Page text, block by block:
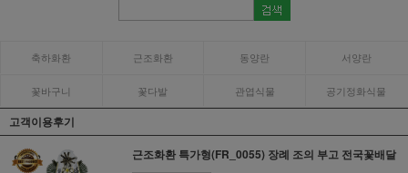
축하화환 근조화환 동양란 서양란
꽃바구니 꽃다발 관엽식물 공기정화식물
고객이용후기
근조화환 특가형(FR_0055) 장례 조의 부고 전국꽃배달